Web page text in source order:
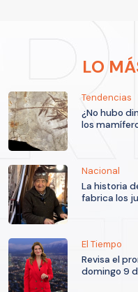
LO
Tendencias
¿No hubo
los
Nacional
La historia
fabrica los
El Tiempo
Revisa el
domingo 9